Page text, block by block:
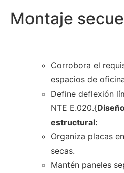
Montaje
Corrobora el
espacios de
Define deflexión
NTE E.020.{
estructural:
Organiza placas
secas.
Mantén paneles